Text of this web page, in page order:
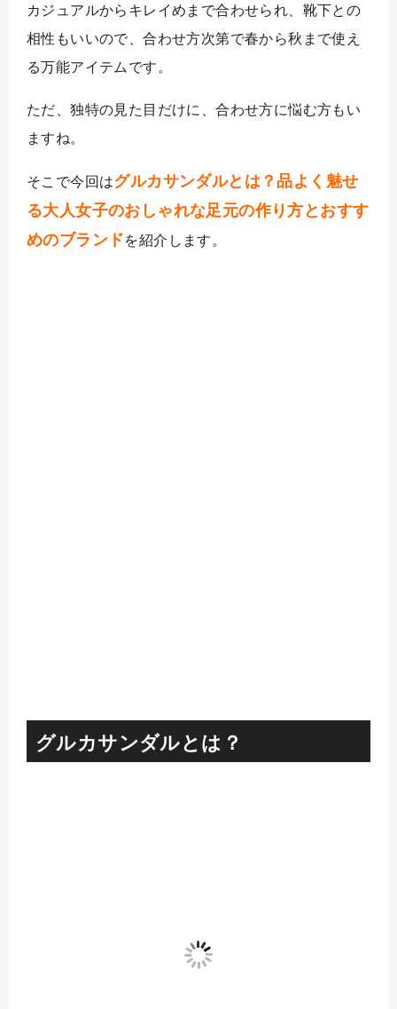
カジュアルからキレイめまで合わせられ、靴下との
相性もいいので、合わせ方次第で春から秋まで使え
る万能アイテムです。
ただ、独特の見た目だけに、合わせ方に悩む方もい
ますね。
そこで今回はグルカサンダルとは？品よく魅せ
る大人女子のおしゃれな足元の作り方とおすす
めのブランドを紹介します。
グルカサンダルとは？